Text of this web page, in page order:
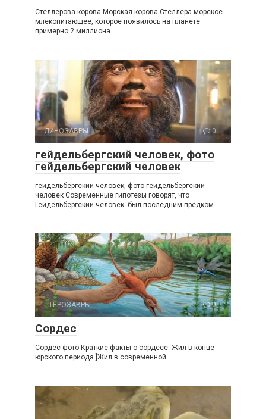
Стеллерова корова Морская корова Стеллера морское
млекопитающее, которое появилось на планете
примерно 2 миллиона
ДИНОЗАВРЫ 0
гейдельбергский человек, фото
гейдельбергский человек
гейдельбергский человек, фото гейдельбергский
человек Современные гипотезы говорят, что
Гейдельбергский человек был последним предком
ПТЕРОЗАВРЫ 0
Сордес
Сордес фото Краткие факты о сордесе: Жил в конце
юрского периода ]Жил в современной